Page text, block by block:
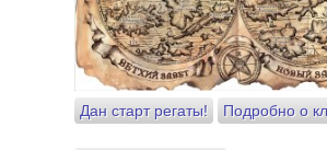
Дан старт регаты! Подробно о